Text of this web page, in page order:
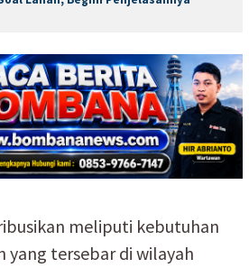
meliputi kebutuhan
yang tersebar di wilayah